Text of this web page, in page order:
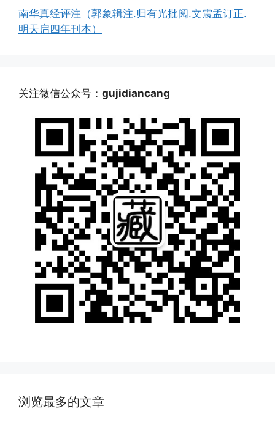
南华真经评注（郭象辑注.归有光批阅.文震孟订正.
明天启四年刊本）
关注微信公众号： gujidiancang
浏览最多的文章